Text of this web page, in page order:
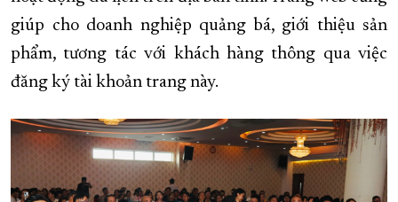
giúp cho doanh nghiệp quảng bá, giới thiệu sản
phẩm, tương tác với khách hàng thông qua việc
đăng ký tài khoản trang này.